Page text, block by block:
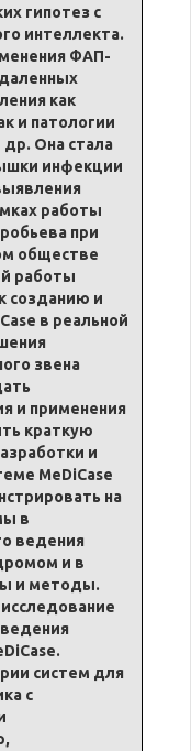
гипотез с
интеллекта.
ФАП-
как
и патологии
др. Она стала
инфекции
работы
при
обществе
работы
созданию и
в реальной
звена
и применения
краткую
и
MeDiCase
на
в
ведения
и в
и методы.
систем для
с